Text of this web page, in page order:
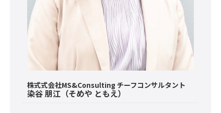
株式式会社MS&Consulting チーフコンサルタント
染谷 朋江（そめや ともえ）